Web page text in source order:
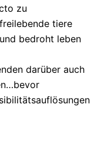
zu
tiere
bedroht leben
darüber auch